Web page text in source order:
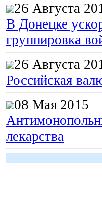
26 Августа
В Донецке
группировка
26 Августа
Российская
08 Мая 2015
лекарства